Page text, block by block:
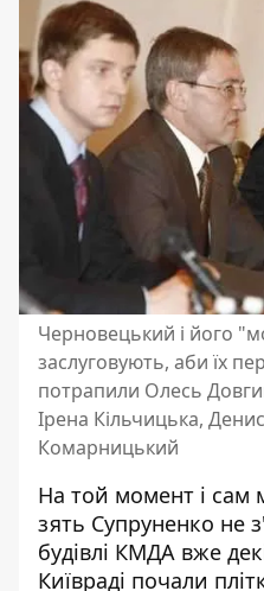
Черновецький і його
заслуговують, аби їх
потрапили Олесь
Ірена Кільчицька,
Комарницький
На той момент і сам
зять Супруненко не
будівлі КМДА вже
Київраді почали